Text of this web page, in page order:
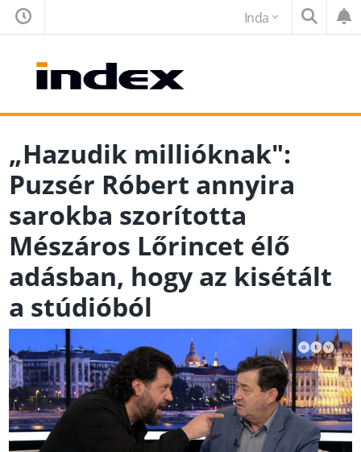
Inda
„Hazudik millióknak":
Puzsér Róbert annyira
sarokba szorította
Mészáros Lőrincet élő
adásban, hogy az kisétált
a stúdióból